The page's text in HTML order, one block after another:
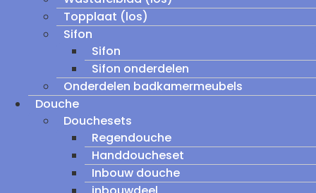
Topplaat (los)
Sifon
Sifon
Sifon onderdelen
Onderdelen badkamermeubels
Douche
Douchesets
Regendouche
Handdoucheset
Inbouw douche